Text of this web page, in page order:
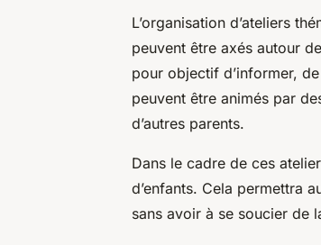
L’organisation d’ateliers
peuvent être axés autour
pour objectif d’informer,
peuvent être animés par
d’autres parents.
Dans le cadre de ces
d’enfants. Cela permettra
sans avoir à se soucier de